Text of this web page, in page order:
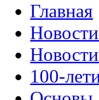
Главная
100-